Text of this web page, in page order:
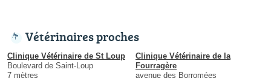
Vétérinaires proches
Clinique Vétérinaire de St Loup
Boulevard de Saint-Loup
7 mètres
Clinique Vétérinaire de la
Fourragère
avenue des Borromées